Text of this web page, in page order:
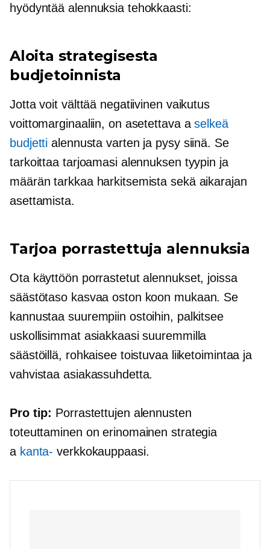
hyödyntää alennuksia tehokkaasti:
Aloita strategisesta
budjetoinnista
Jotta voit välttää negatiivinen vaikutus
voittomarginaaliin, on asetettava aselkeä
budjetti alennusta varten ja pysy siinä. Se
tarkoittaa tarjoamasi alennuksen tyypin ja
määrän tarkkaa harkitsemista sekä aikarajan
asettamista.
Tarjoa porrastettuja alennuksia
Ota käyttöön porrastetut alennukset, joissa
säästötaso kasvaa oston koon mukaan. Se
kannustaa suurempiin ostoihin, palkitsee
uskollisimmat asiakkaasi suuremmilla
säästöillä, rohkaisee toistuvaa liiketoimintaa ja
vahvistaa asiakassuhdetta.
Pro tip: Porrastettujen alennusten
toteuttaminen on erinomainen strategia
a kanta- verkkokauppaasi.